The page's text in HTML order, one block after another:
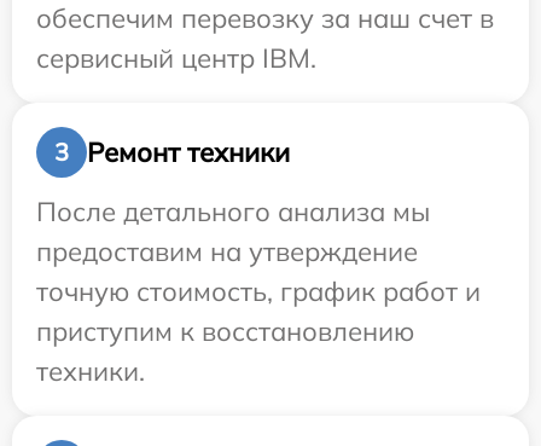
обеспечим перевозку за наш счет в
сервисный центр IBM.
3
Ремонт техники
После детального анализа мы
предоставим на утверждение
точную стоимость, график работ и
приступим к восстановлению
техники.